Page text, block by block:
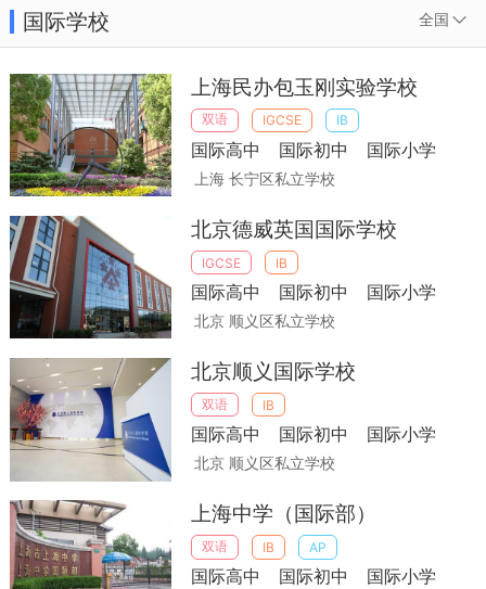
国际学校 全国
上海民办包玉刚实验学校
双语 IGCSE IB
国际高中 国际初中 国际小学
上海 长宁区私立学校
北京德威英国国际学校
IGCSE IB
国际高中 国际初中 国际小学
北京 顺义区私立学校
北京顺义国际学校
双语 IB
国际高中 国际初中 国际小学
北京 顺义区私立学校
上海中学（国际部）
双语 IB AP
国际高中 国际初中 国际小学